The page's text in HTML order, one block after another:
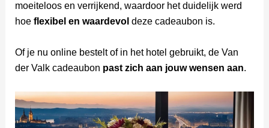
moeiteloos en verrijkend, waardoor het duidelijk werd
hoe flexibel en waardevol deze cadeaubon is.
Of je nu online bestelt of in het hotel gebruikt, de Van
der Valk cadeaubon past zich aan jouw wensen aan.